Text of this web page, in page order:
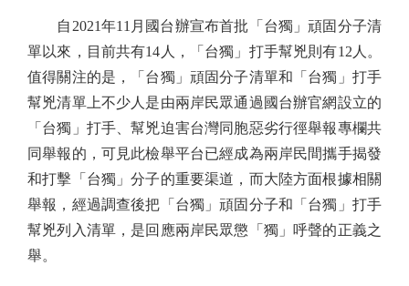
自2021年11月國台辦宣布首批「台獨」頑固分子清
單以來，目前共有14人，「台獨」打手幫兇則有12人。
值得關注的是，「台獨」頑固分子清單和「台獨」打手
幫兇清單上不少人是由兩岸民眾通過國台辦官網設立的
「台獨」打手、幫兇迫害台灣同胞惡劣行徑舉報專欄共
同舉報的，可見此檢舉平台已經成為兩岸民間攜手揭發
和打擊「台獨」分子的重要渠道，而大陸方面根據相關
舉報，經過調查後把「台獨」頑固分子和「台獨」打手
幫兇列入清單，是回應兩岸民眾懲「獨」呼聲的正義之
舉。